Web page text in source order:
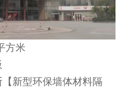
方米
新型环保墙体材料隔